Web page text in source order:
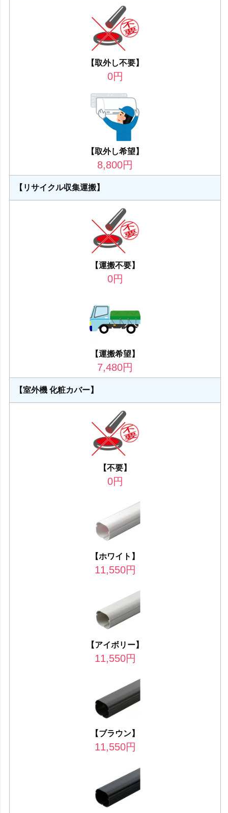
【取外し不要】
0円
【取外し希望】
8,800円
【リサイクル収集運搬】
【運搬不要】
0円
【運搬希望】
7,480円
【室外機 化粧カバー】
【不要】
0円
【ホワイト】
11,550円
【アイボリー】
11,550円
【ブラウン】
11,550円